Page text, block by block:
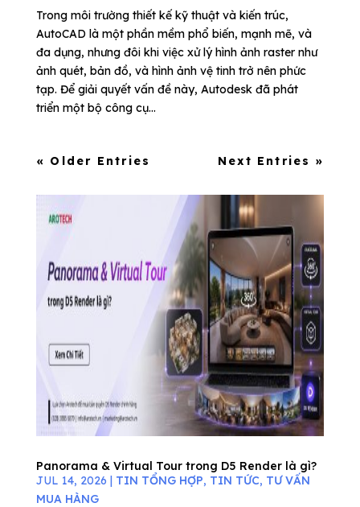
Trong môi trường thiết kế kỹ thuật và kiến trúc,
AutoCAD là một phần mềm phổ biến, mạnh mẽ, và
đa dụng, nhưng đôi khi việc xử lý hình ảnh raster như
ảnh quét, bản đồ, và hình ảnh vệ tinh trở nên phức
tạp. Để giải quyết vấn đề này, Autodesk đã phát
triển một bộ công cụ...
« Older Entries Next Entries »
Panorama & Virtual Tour trong D5 Render là gì?
JUL 14, 2026 | TIN TỔNG HỢP, TIN TỨC, TƯ VẤN
MUA HÀNG